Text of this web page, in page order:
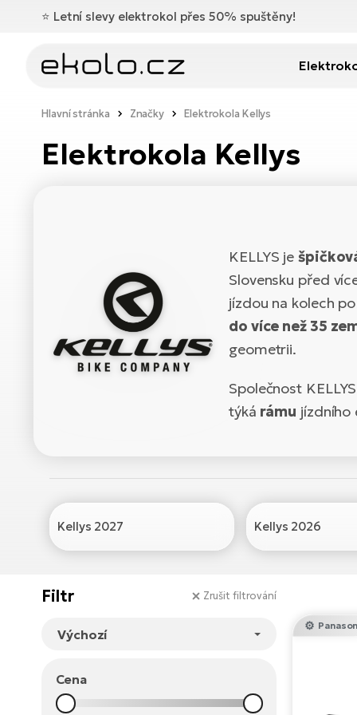
⭐️ Letní slevy elektrokol přes 50% spuštěny!
Hlavní stránka Značky Elektrokola Kellys
Elektrokola Kellys
KELLYS je
Slovensku před
jízdou na kolech
do více než 35
geometrii.
Společnost
týká rámu jízdního
Kellys 2027 Kellys 2026
Filtr Zrušit filtrování
Cena